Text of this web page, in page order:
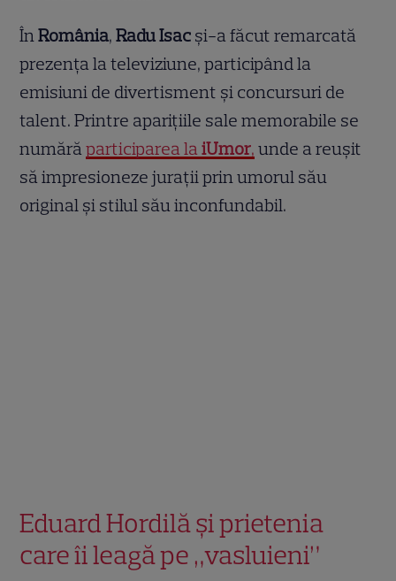
ÎnRomânia,Radu Isac și-a făcut remarcată
prezența la televiziune, participând la
emisiuni de divertisment și concursuri de
talent. Printre aparițiile sale memorabile se
numărăparticiparea laiUmor, unde a reușit
să impresioneze jurații prin umorul său
original și stilul său inconfundabil.
Eduard Hordilă și prietenia
care îi leagă pe „vasluieni”